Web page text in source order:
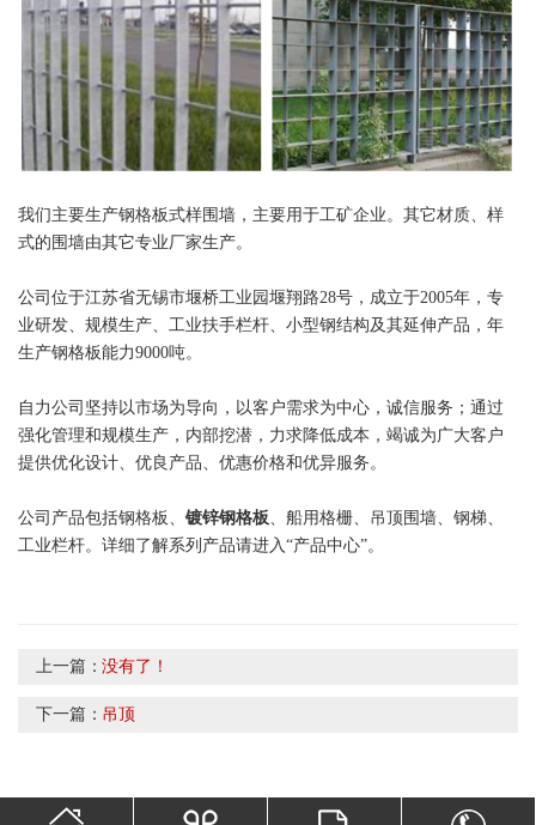
我们主要生产钢格板式样围墙，主要用于工矿企业。其它材质、样
式的围墙由其它专业厂家生产。
公司位于江苏省无锡市堰桥工业园堰翔路28号，成立于2005年，专
业研发、规模生产、工业扶手栏杆、小型钢结构及其延伸产品，年
生产钢格板能力9000吨。
自力公司坚持以市场为导向，以客户需求为中心，诚信服务；通过
强化管理和规模生产，内部挖潜，力求降低成本，竭诚为广大客户
提供优化设计、优良产品、优惠价格和优异服务。
公司产品包括钢格板、 镀锌钢格板 、船用格栅、吊顶围墙、钢梯、
工业栏杆。详细了解系列产品请进入“产品中心”。
上一篇：没有了！
下一篇： 吊顶